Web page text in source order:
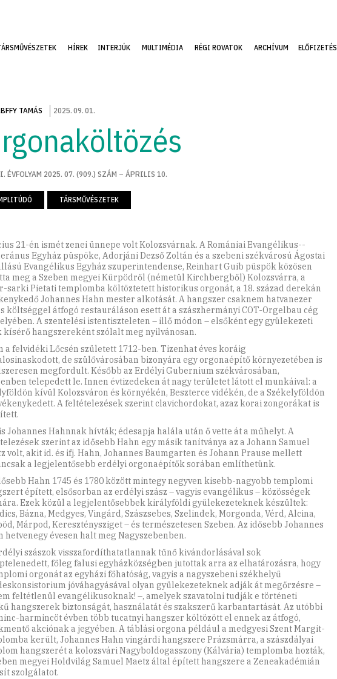
HÍREK INTERJÚK MULTIMÉDIA RÉGI ROVATOK ARCHÍVUM ELŐFIZETÉS
TAMÁS 2025.09.01.
ÉVFOLYAM 2025. 07. (909.) SZÁM – ÁPRILIS 10.
TÁRSMŰVÉSZETEK
21-én ismét zenei ünnepe volt Kolozsvárnak. A Romániai Evangélikus-­
Egyház püspöke, Adorjáni Dezső Zoltán és a szebeni székvárosú Ágostai
Evangélikus Egyház szuperintendense, Reinhart Guib püspök közösen
meg a Szeben megyei Kürpödről (németül Kirchbergből) Kolozsvárra, a
sarki Pietati templomba költöztetett historikus orgonát, a 18. század derekán
Johannes Hahn mester alkotását. A hangszer csaknem hatvanezer
költséggel átfogó restauráláson esett át a szászhermányi COT-Orgelbau cég
A szentelési istentiszteleten – illő módon – elsőként egy gyülekezeti
kísérő hangszereként szólalt meg nyilvánosan.
a felvidéki Lőcsén született 1712-ben. Tizenhat éves koráig
de szülővárosában bizonyára egy orgonaépítő környezetében is
megfordult. Később az Erdélyi Gubernium székvárosában,
telepedett le. Innen évtizedeken át nagy területet látott el munkáival: a
kívül Kolozsváron és környékén, Beszterce vidékén, de a Székelyföldön
A feltételezések szerint clavichordokat, azaz korai zongorákat is
Johannes Hahnnak hívták; édesapja halála után ő vette át a műhelyt. A
szerint az idősebb Hahn egy másik tanítványa az a Johann Samuel
volt, akit id. és ifj. Hahn, Johannes Baumgarten és Johann Prause mellett
a legjelentősebb erdélyi orgonaépítők sorában említhetünk.
Hahn 1745 és 1780 között mintegy negyven kisebb-nagyobb templomi
épített, elsősorban az erdélyi szász – vagyis evangélikus – közösségek
Ezek közül a legjelentősebbek királyföldi gyülekezeteknek készültek:
Bázna, Medgyes, Vingárd, Szászsebes, Szelindek, Morgonda, Vérd, Alcina,
Márpod, Kereszténysziget – és természetesen Szeben. Az idősebb Johannes
hetvenegy évesen halt meg Nagyszebenben.
szászok visszafordíthatatlannak tűnő kivándorlásával sok
főleg falusi egyházközségben jutottak arra az elhatározásra, hogy
orgonát az egyházi főhatóság, vagyis a nagyszebeni székhelyű
jóváhagyásával olyan gyülekezeteknek adják át megőrzésre –
feltétlenül evangélikusoknak! –, amelyek szavatolni tudják e történeti
hangszerek biztonságát, használatát és szakszerű karbantartását. Az utóbbi
harmincöt évben több tucatnyi hangszer költözött el ennek az átfogó,
akciónak a jegyében. A táblási orgona például a medgyesi Szent Margit-
került, Johannes Hahn vingárdi hangszere Prázsmárra, a szászdályai
hangszerét a kolozsvári Nagyboldogasszony (Kálvária) templomba hozták,
megyei Holdvilág Samuel Maetz által épített hangszere a Zeneakadémián
szolgálatot.